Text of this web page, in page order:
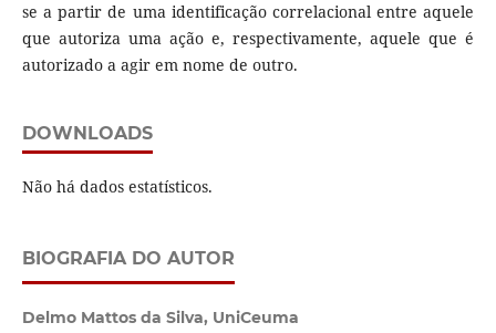
se a partir de uma identificação correlacional entre aquele
que autoriza uma ação e, respectivamente, aquele que é
autorizado a agir em nome de outro.
DOWNLOADS
Não há dados estatísticos.
BIOGRAFIA DO AUTOR
Delmo Mattos da Silva, UniCeuma